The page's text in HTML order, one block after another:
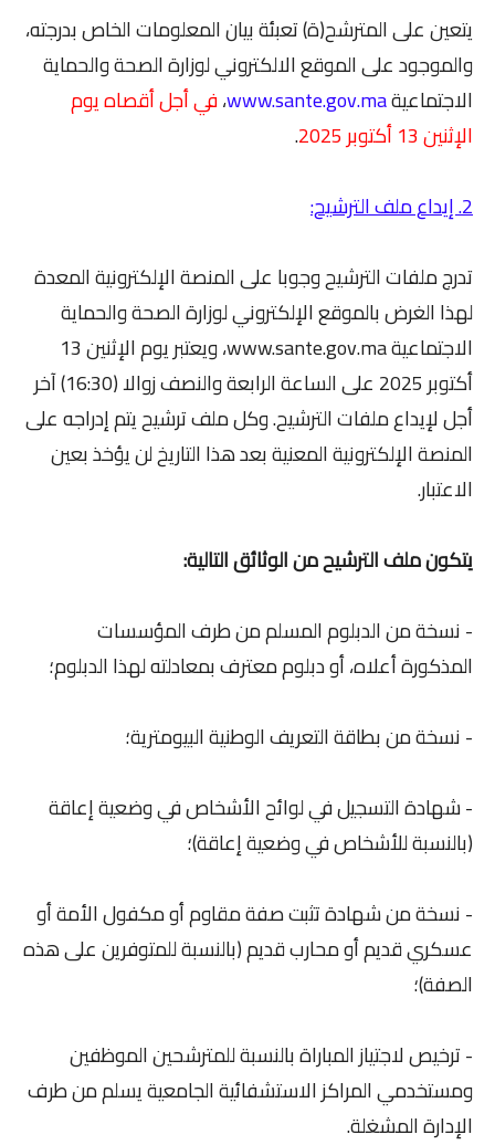
يتعين على المترشح(ة) تعبئة بيان المعلومات الخاص بدرجته،
والموجود على الموقع الالكتروني لوزارة الصحة والحماية
الاجتماعيةwww.sante.gov.ma،في أجل أقصاه يوم
الإثنين 13 أكتوبر 2025
.
2. إيداع ملف الترشيح:
تدرج ملفات الترشيح وجوبا على المنصة الإلكترونية المعدة
لهذا الغرض بالموقع الإلكتروني لوزارة الصحة والحماية
الاجتماعية www.sante.gov.ma، ويعتبر يوم الإثنين 13
أكتوبر 2025 على الساعة الرابعة والنصف زوالا (16:30) آخر
أجل لإيداع ملفات الترشيح. وكل ملف ترشيح يتم إدراجه على
المنصة الإلكترونية المعنية بعد هذا التاريخ لن يؤخذ بعين
الاعتبار.
يتكون ملف الترشيح من الوثائق التالية:
- نسخة من الدبلوم المسلم من طرف المؤسسات
المذكورة أعلاه، أو دبلوم معترف بمعادلته لهذا الدبلوم؛
- نسخة من بطاقة التعريف الوطنية البيومترية؛
- شهادة التسجيل في لوائح الأشخاص في وضعية إعاقة
(بالنسبة للأشخاص في وضعية إعاقة)؛
- نسخة من شهادة تثبت صفة مقاوم أو مكفول الأمة أو
عسكري قديم أو محارب قديم (بالنسبة للمتوفرين على هذه
الصفة)؛
- ترخيص لاجتياز المباراة بالنسبة للمترشحين الموظفين
ومستخدمي المراكز الاستشفائية الجامعية يسلم من طرف
الإدارة المشغلة.